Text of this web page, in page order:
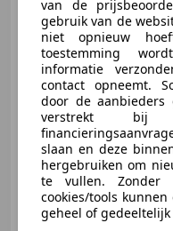
01/2016 144.980 km
Al 25 jaar het adres voor UW
van de
gebruik van de
niet opnieuw
toestemming
informatie
contact opneemt.
door de
verstrekt
slaan en deze
hergebruiken om
te vullen. Zonder
cookies/tools
geheel of